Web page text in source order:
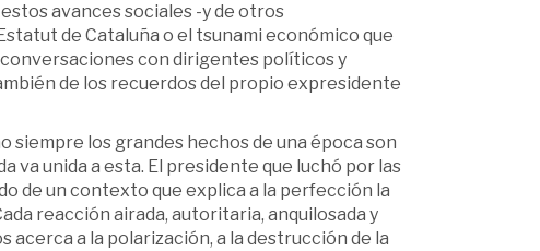
avances sociales -y de otros
de Cataluña o el tsunami económico que
con dirigentes políticos y
de los recuerdos del propio expresidente
siempre los grandes hechos de una época son
unida a esta. El presidente que luchó por las
de un contexto que explica a la perfección la
reacción airada, autoritaria, anquilosada y
a la polarización, a la destrucción de la